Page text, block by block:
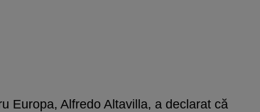
Europa, Alfredo Altavilla, a declarat că